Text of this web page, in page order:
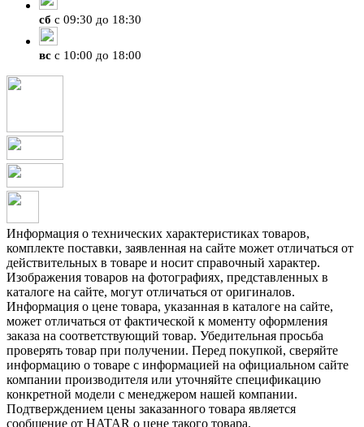
сб с 09:30 до 18:30
вс с 10:00 до 18:00
Информация о технических характеристиках товаров,
комплекте поставки, заявленная на сайте может отличаться от
действительных в товаре и носит справочный характер.
Изображения товаров на фотографиях, представленных в
каталоге на сайте, могут отличаться от оригиналов.
Информация о цене товара, указанная в каталоге на сайте,
может отличаться от фактической к моменту оформления
заказа на соответствующий товар. Убедительная просьба
проверять товар при получении. Перед покупкой, сверяйте
информацию о товаре с информацией на официальном сайте
компании производителя или уточняйте спецификацию
конкретной модели с менеджером нашей компании.
Подтверждением цены заказанного товара является
сообщение от HATAR о цене такого товара.